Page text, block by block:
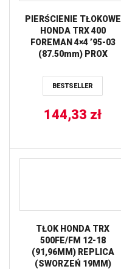
PIERŚCIENIE TŁOKOWE
HONDA TRX 400
FOREMAN 4×4 ’95-03
(87.50mm) PROX
BESTSELLER
144,33 zł
TŁOK HONDA TRX
500FE/FM 12-18
(91,96MM) REPLICA
(SWORZEŃ 19MM)